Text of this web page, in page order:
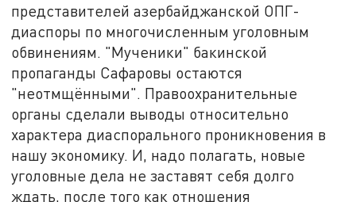
представителей азербайджанской ОПГ-
диаспоры по многочисленным уголовным
обвинениям. "Мученики" бакинской
пропаганды Сафаровы остаются
"неотмщёнными". Правоохранительные
органы сделали выводы относительно
характера диаспорального проникновения в
нашу экономику. И, надо полагать, новые
уголовные дела не заставят себя долго
ждать, после того как отношения